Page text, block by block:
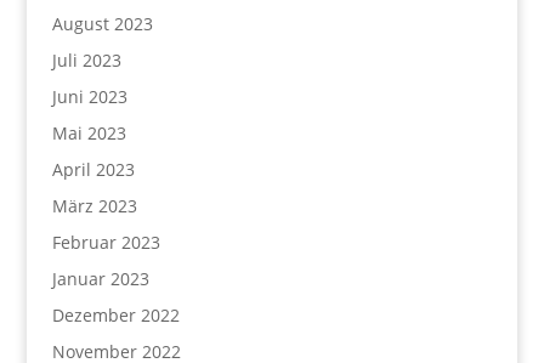
August 2023
Juli 2023
Juni 2023
Mai 2023
April 2023
März 2023
Februar 2023
Januar 2023
Dezember 2022
November 2022